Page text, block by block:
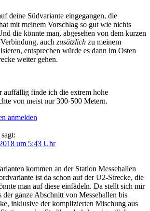
deine Südvariante eingegangen, die
mit meinem Vorschlag so gut wie nichts
die könnte man, abgesehen von dem kurzen
auch zusätzlich zu meinem
entsprechen würde es dann im Osten
weiter gehen.
auffällig finde ich die extrem hohe
von meist nur 300-500 Metern.
anmelden
sagt:
um 5:43 Uhr
kommen an der Station Messehallen
ist da schon auf der U2-Strecke, die
man auf diese einfädeln. Da stellt sich mir
der ganze Abschnitt von Messehallen bis
inklusive der komplizierten Mischung aus